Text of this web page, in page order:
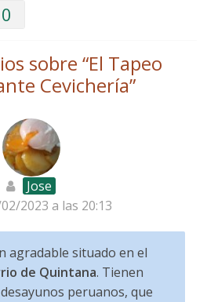
0
sobre “El Tapeo
Cevichería”
Jose
2023 a las 20:13
agradable situado en el
de Quintana. Tienen
peruanos, que